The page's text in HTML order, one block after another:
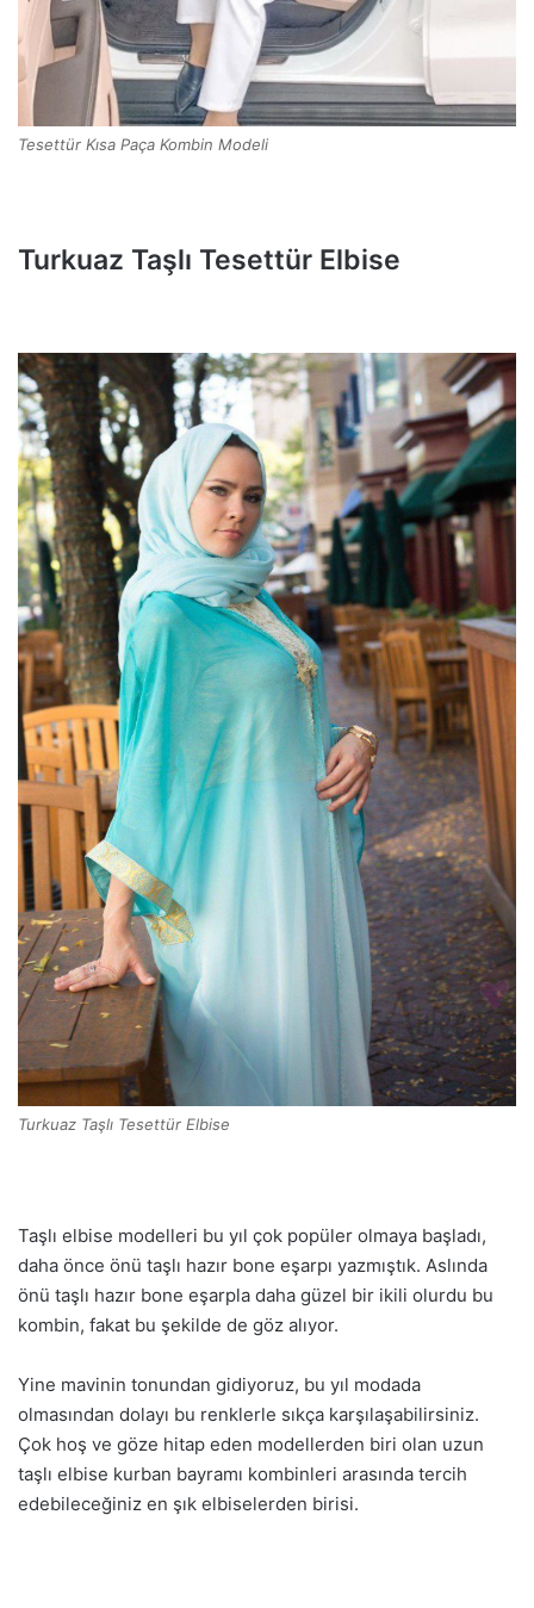
Tesettür Kısa Paça Kombin Modeli
Turkuaz Taşlı Tesettür Elbise
Turkuaz Taşlı Tesettür Elbise
Taşlı elbise modelleri bu yıl çok popüler olmaya başladı,
daha önce önü taşlı hazır bone eşarpı yazmıştık. Aslında
önü taşlı hazır bone eşarpla daha güzel bir ikili olurdu bu
kombin, fakat bu şekilde de göz alıyor.
Yine mavinin tonundan gidiyoruz, bu yıl modada
olmasından dolayı bu renklerle sıkça karşılaşabilirsiniz.
Çok hoş ve göze hitap eden modellerden biri olan uzun
taşlı elbise kurban bayramı kombinleri arasında tercih
edebileceğiniz en şık elbiselerden birisi.